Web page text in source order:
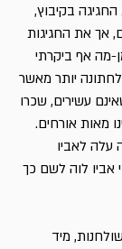
בקיבוץ,
אך את החגיגות
מה אף ביקרתי
יותר מאשר
עשירים, שכרו
מאות אורחים.
לאביו
כי אביו לוה לשם כך
מיד